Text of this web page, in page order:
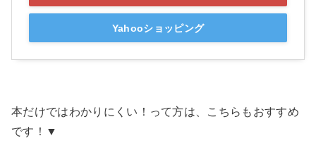
Yahooショッピング
本だけではわかりにくい！って方は、こちらもおすすめ
です！▼